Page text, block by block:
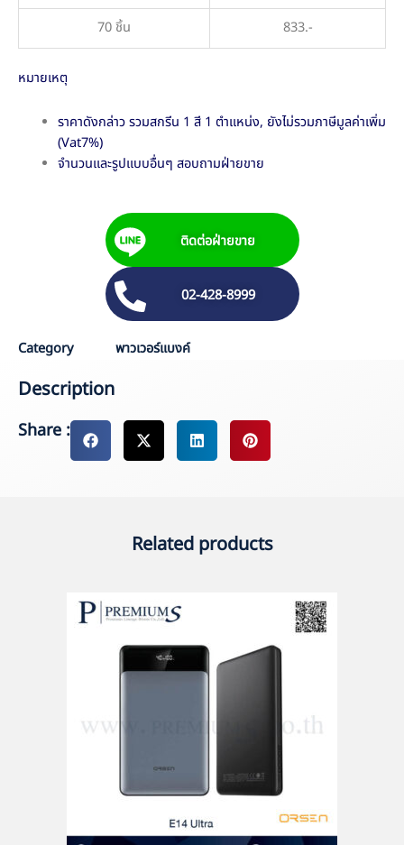
70 ชิ้น
833.-
หมายเหตุ
ราคาดังกล่าว รวมสกรีน 1 สี 1 ตำแหน่ง, ยังไม่รวมภาษีมูลค่าเพิ่ม
(Vat7%)
จำนวนและรูปแบบอื่นๆ สอบถามฝ่ายขาย
ติดต่อฝ่ายขาย
02-428-8999
Category พาวเวอร์แบงค์
Description
Share :
Related products